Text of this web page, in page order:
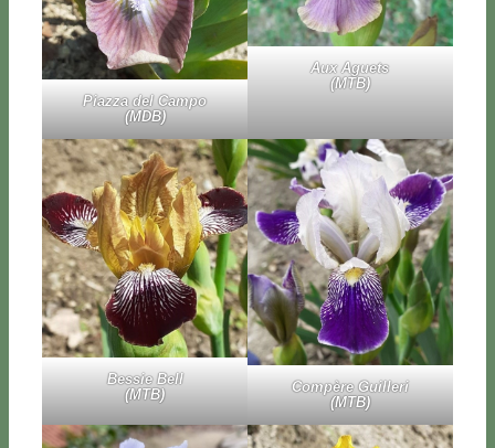
Piaz­za del Cam­po
(MDB)
Aux Ague­ts
(MTB)
Bes­sie Bell
(MTB)
Com­pè­re Guil­le­ri
(MTB)